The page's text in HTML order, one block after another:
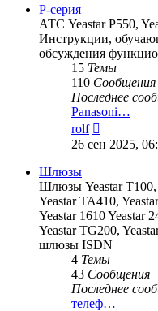
P-серия
АТС Yeastar P550,
Инструкции,
обсуждения
15 Темы
110 Сообщения
Последнее
Panasoni…
rolf
к
последнему
26 сен 2025,
Шлюзы
Шлюзы Yeastar T100,
Yeastar TA410,
Yeastar 1610 Yeastar
Yeastar TG200,
шлюзы ISDN
4 Темы
43 Сообщения
Последнее
телеф…